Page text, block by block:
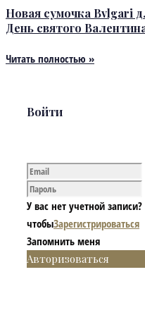
Новая сумочка Bvlgari
День святого
Читать полностью »
Войти
У вас нет учетной
чтобыЗарегистрироваться
Запомнить меня
Авторизоваться